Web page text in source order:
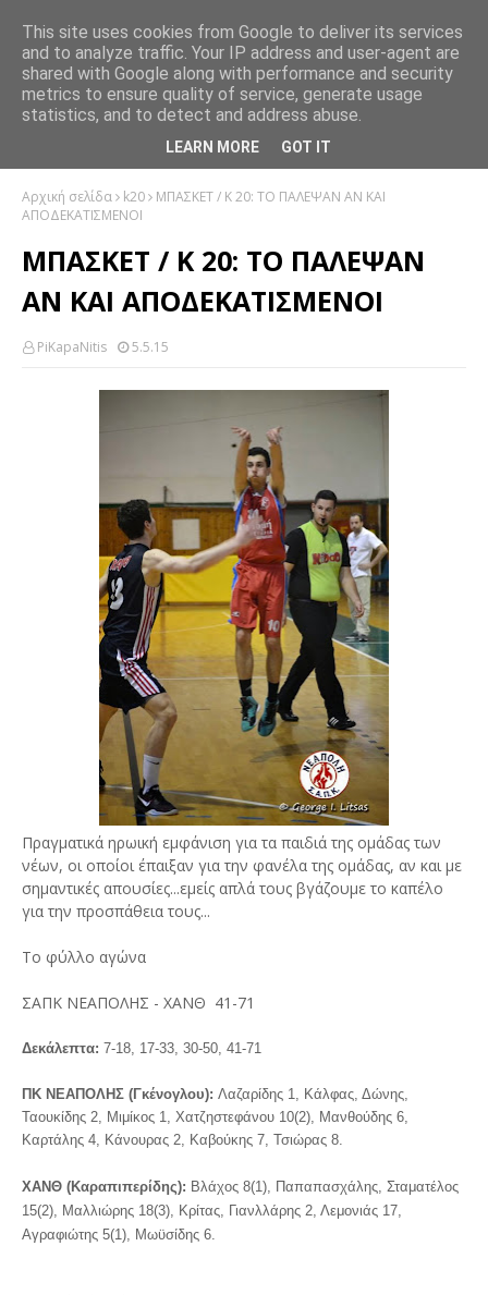
Αρχική σελίδα k20
ΜΠΑΣΚΕΤ / Κ 20: ΤΟ ΠΑΛΕΨΑΝ ΑΝ ΚΑΙ
ΑΠΟΔΕΚΑΤΙΣΜΕΝΟΙ
ΜΠΑΣΚΕΤ / Κ 20: ΤΟ ΠΑΛΕΨΑΝ
ΑΝ ΚΑΙ ΑΠΟΔΕΚΑΤΙΣΜΕΝΟΙ
PiKapaNitis 5.5.15
Πραγματικά ηρωική εμφάνιση για τα παιδιά της ομάδας των
νέων, οι οποίοι έπαιξαν για την φανέλα της ομάδας, αν και με
σημαντικές απουσίες...εμείς απλά τους βγάζουμε το καπέλο
για την προσπάθεια τους...
Το φύλλο αγώνα
ΣΑΠΚ ΝΕΑΠΟΛΗΣ - ΧΑΝΘ 41-71
Δεκάλεπτα: 7-18, 17-33, 30-50, 41-71
ΠΚ ΝΕΑΠΟΛΗΣ (Γκένογλου): Λαζαρίδης 1, Κάλφας, Δώνης,
Ταουκίδης 2, Μιμίκος 1, Χατζηστεφάνου 10(2), Μανθούδης 6,
Καρτάλης 4, Κάνουρας 2, Καβούκης 7, Τσιώρας 8.
ΧΑΝΘ (Καραπιπερίδης): Βλάχος 8(1), Παπαπασχάλης, Σταματέλος
15(2), Μαλλιώρης 18(3), Κρίτας, Γιανλλάρης 2, Λεμονιάς 17,
Αγραφιώτης 5(1), Μωϋσίδης 6.
This site uses cookies from Google to deliver its services
and to analyze traffic. Your IP address and user-agent are
shared with Google along with performance and security
metrics to ensure quality of service, generate usage
statistics, and to detect and address abuse.
LEARN MORE GOT IT